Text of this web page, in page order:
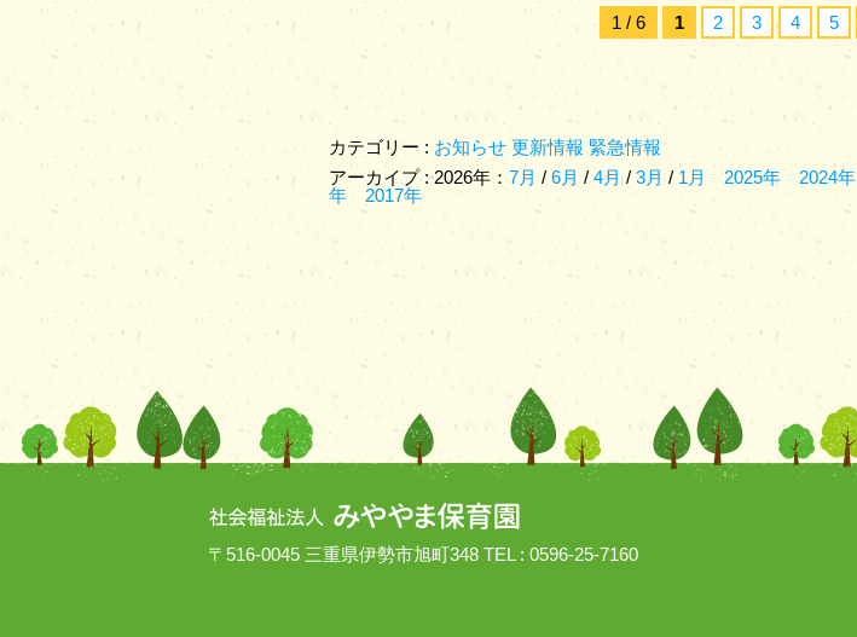
1 / 6 1 2 3 4 5
カテゴリー : お知らせ 更新情報 緊急情報
アーカイプ : 2026年： 7月 / 6月 / 4月 / 3月 / 1月 2025年 2024年
年
2017年
〒516-0045 三重県伊勢市旭町348 TEL : 0596-25-7160